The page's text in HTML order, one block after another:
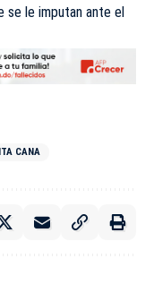
se le imputan ante el
CANA